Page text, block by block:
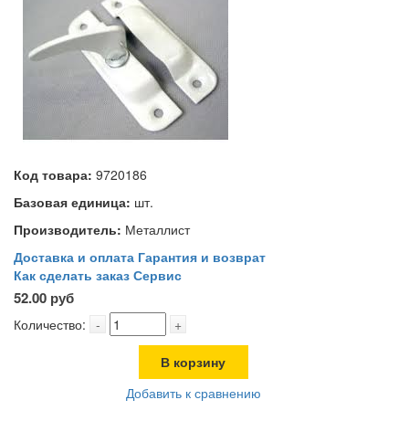
Код товара: 9720186
Базовая единица: шт.
Производитель: Металлист
Доставка и оплата Гарантия и возврат
Как сделать заказ Сервис
52.00 руб
Количество: - +
В корзину
Добавить к сравнению